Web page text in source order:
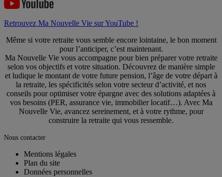
Retrouvez Ma Nouvelle Vie sur YouTube !
Même si votre retraite vous semble encore lointaine, le bon moment
pour l’anticiper, c’est maintenant.
Ma Nouvelle Vie vous accompagne pour bien préparer votre retraite
selon vos objectifs et votre situation. Découvrez de manière simple
et ludique le montant de votre future pension, l’âge de votre départ à
la retraite, les spécificités selon votre secteur d’activité, et nos
conseils pour optimiser votre épargne avec des solutions adaptées à
vos besoins (PER, assurance vie, immobilier locatif…). Avec Ma
Nouvelle Vie, avancez sereinement, et à votre rythme, pour
construire la retraite qui vous ressemble.
Nous contacter
Mentions légales
Plan du site
Données personnelles